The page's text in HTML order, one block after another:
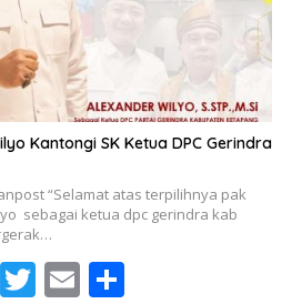
Kantongi SK Ketua DPC Gerindra
“Selamat atas terpilihnya pak
sebagai ketua dpc gerindra kab
T E S